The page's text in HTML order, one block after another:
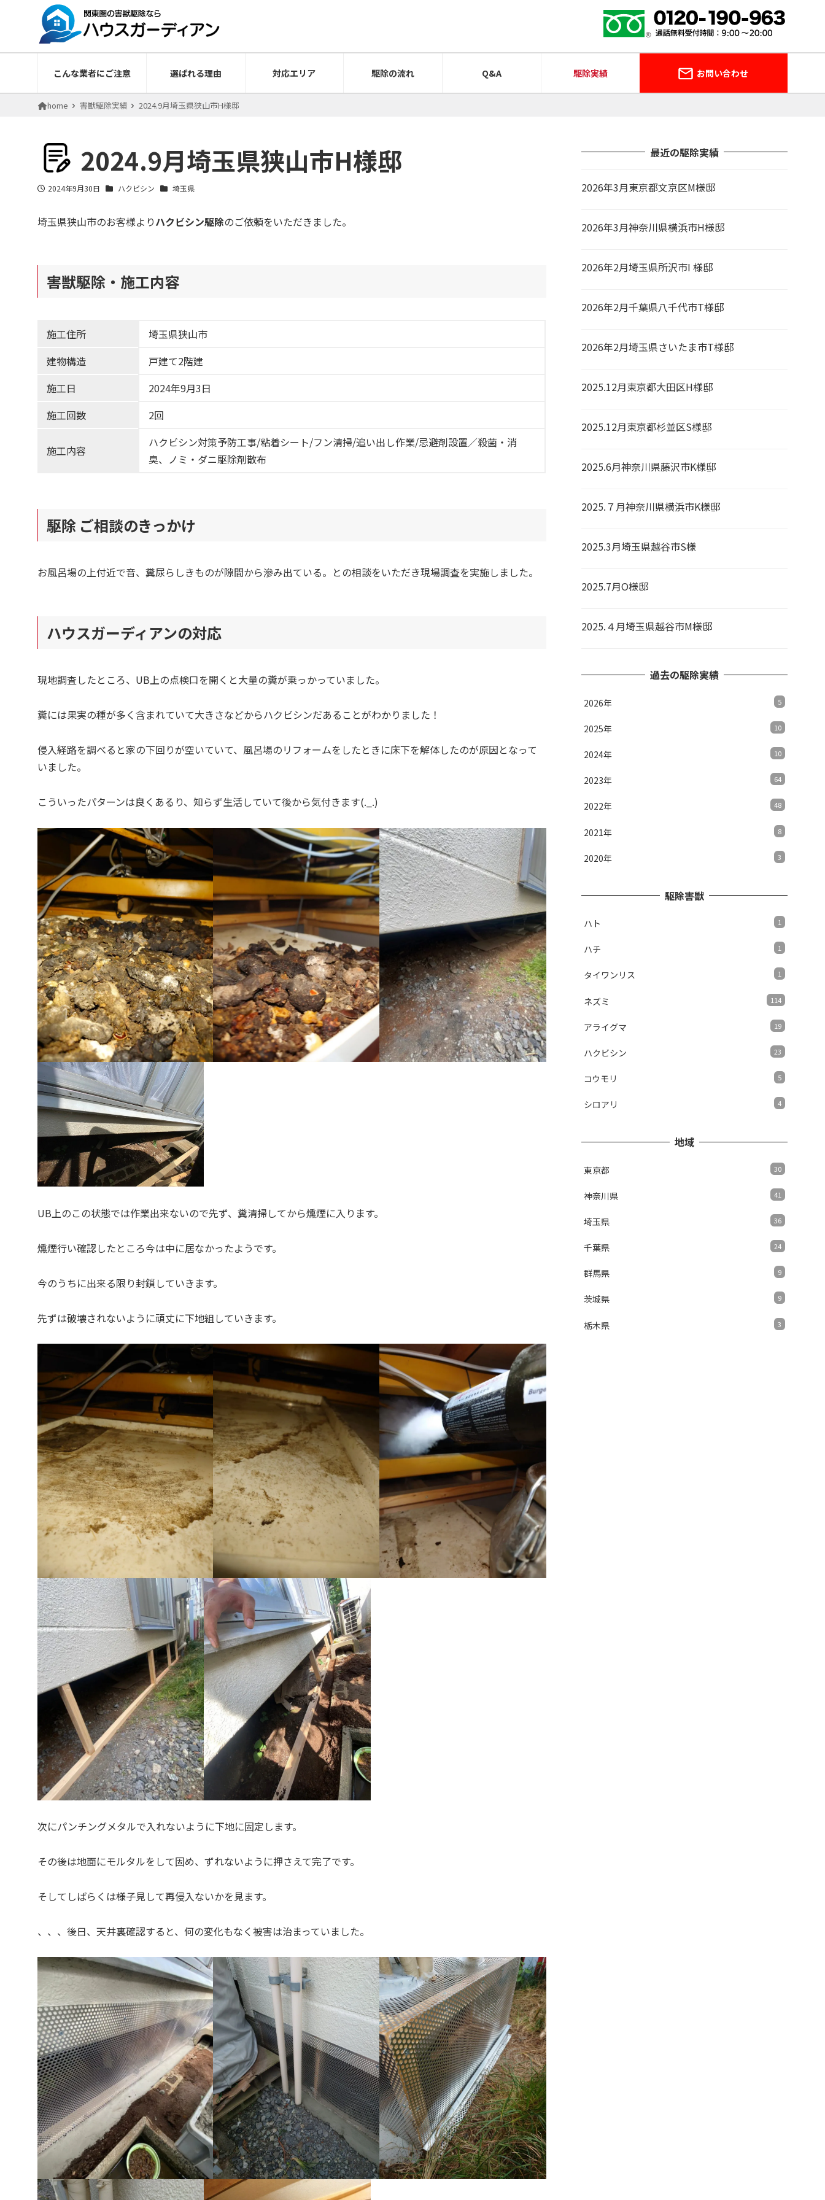
こんな業者にご注意 選ばれる理由 対応エリア 駆除の流れ Q&A 駆除実績 お問い合わせ
home 害獣駆除実績 2024.9月埼玉県狭山市H様邸
2024.9月埼玉県狭山市H様邸
投稿日
2024年9月30日 ハクビシン 埼玉県
埼玉県狭山市のお客様よりハクビシン駆除のご依頼をいただきました。
害獣駆除・施工内容
施工住所
埼玉県狭山市
建物構造
戸建て2階建
施工日
2024年9月3日
施工回数
2回
施工内容
ハクビシン対策予防工事/粘着シート/フン清掃/追い出し作業/忌避剤設置／殺菌・消
臭、ノミ・ダニ駆除剤散布
駆除 ご相談のきっかけ
お風呂場の上付近で音、糞尿らしきものが隙間から滲み出ている。との相談をいただき現場調査を実施しました。
ハウスガーディアンの対応
現地調査したところ、UB上の点検口を開くと大量の糞が乗っかっていました。
糞には果実の種が多く含まれていて大きさなどからハクビシンだあることがわかりました！
侵入経路を調べると家の下回りが空いていて、風呂場のリフォームをしたときに床下を解体したのが原因となって
いました。
こういったパターンは良くあるり、知らず生活していて後から気付きます(._.)
UB上のこの状態では作業出来ないので先ず、糞清掃してから燻煙に入ります。
燻煙行い確認したところ今は中に居なかったようです。
今のうちに出来る限り封鎖していきます。
先ずは破壊されないように頑丈に下地組していきます。
次にパンチングメタルで入れないように下地に固定します。
その後は地面にモルタルをして固め、ずれないように押さえて完了です。
そしてしばらくは様子見して再侵入ないかを見ます。
、、、後日、天井裏確認すると、何の変化もなく被害は治まっていました。
最近の駆除実績
2026年3月東京都文京区M様邸
2026年3月神奈川県横浜市H様邸
2026年2月埼玉県所沢市I 様邸
2026年2月千葉県八千代市T様邸
2026年2月埼玉県さいたま市T様邸
2025.12月東京都大田区H様邸
2025.12月東京都杉並区S様邸
2025.6月神奈川県藤沢市K様邸
2025.７月神奈川県横浜市K様邸
2025.3月埼玉県越谷市S様
2025.7月O様邸
2025.４月埼玉県越谷市M様邸
過去の駆除実績
2026年 5
2025年 10
2024年 10
2023年 64
2022年 48
2021年 8
2020年 3
駆除害獣
ハト 1
ハチ 1
タイワンリス 1
ネズミ 114
アライグマ 19
ハクビシン 23
コウモリ 5
シロアリ 4
地域
東京都 30
神奈川県 41
埼玉県 36
千葉県 24
群馬県 9
茨城県 9
栃木県 3